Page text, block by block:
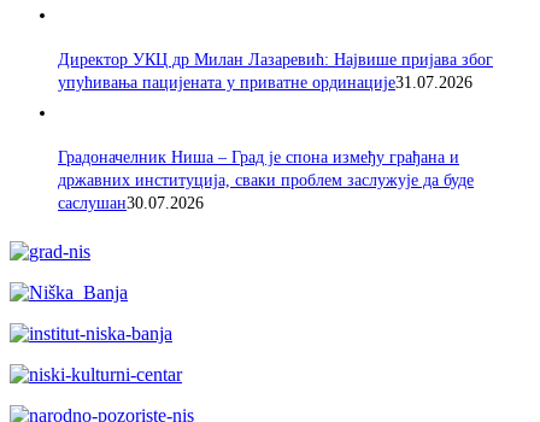
Директор УКЦ др Милан Лазаревић: Највише пријава због
упућивања пацијената у приватне ординације31.07.2026
Градоначелник Ниша – Град је спона између грађана и
државних институција, сваки проблем заслужује да буде
саслушан30.07.2026